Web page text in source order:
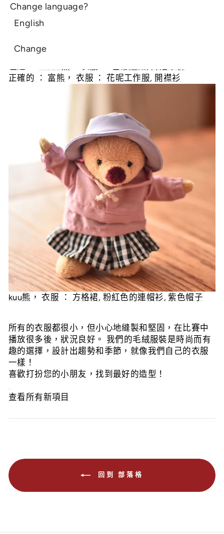
正確的 ： 富熊 ， 衣服 ：花呢工作服, 開襟衫
kuu熊 ， 衣服 ： 方格裙, 粉紅色的連帽衫,紫色帽子
所有的衣服都很小，但小心地縫製和堅固，在比賽中
播放很多後，狀況良好。 我們的毛絨服裝是時尚而有
趣的選擇，設計出趨勢和季節，就像我們自己的衣服
一樣！
喜歡打扮您的小朋友，找到最好的造型！
查看所有新項目
回到 部落格
Change language?
English
Change